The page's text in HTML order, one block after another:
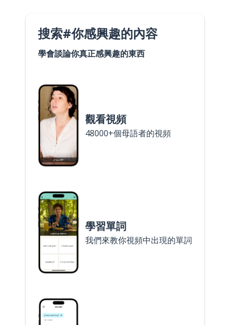
搜索#你感興趣的內容
學會談論你真正感興趣的東西
觀看視頻
48000+個母語者的視頻
學習單詞
我們來教你視頻中出現的單詞